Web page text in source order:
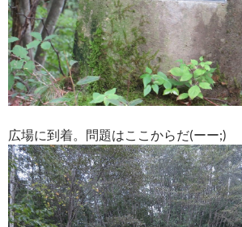
広場に到着。問題はここからだ(ーー;)